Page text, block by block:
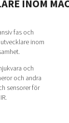
INOM
fas och
inom
och
och andra
sensorer för